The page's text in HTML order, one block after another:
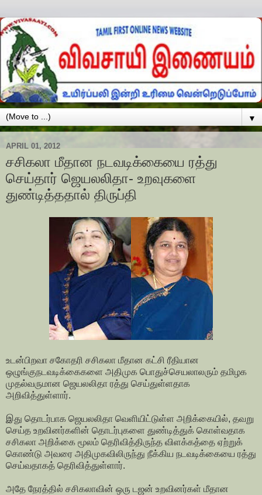
▼
APRIL 01, 2012
சசிகலா மீதான நடவடிக்கையை ரத்து
செய்தார் ஜெயலலிதா- உறவுகளை
துண்டித்ததால் திருப்தி
உடன்பிறவா சகோதரி சசிகலா மீதான கட்சி ரீதியான
ஒழுங்குநடவடிக்கைகளை அதிமுக பொதுச்செயலாலரும் தமிழக
முதல்வருமான ஜெயலலிதா ரத்து செய்துள்ளதாக
அறிவித்துள்ளார்.
இது தொடர்பாக ஜெயலலிதா வெளியிட்டுள்ள அறிக்கையில், தவறு
செய்த உறவினர்களின் தொடர்புகளை துண்டித்துக் கொள்வதாக
சசிகலா அறிக்கை மூலம் தெரிவித்திருந்த விளக்கத்தை ஏற்றுக்
கொண்டு அவரை அதிமுகவிலிருந்து நீக்கிய நடவடிக்கையை ரத்து
செய்வதாகத் தெரிவித்துள்ளார்.
அதே நேரத்தில் சசிகலாவின் ஒரு டஜன் உறவினர்கள் மீதான